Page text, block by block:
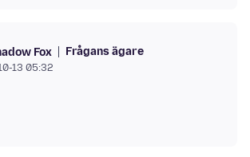
Fox Frågans ägare
13 05:32